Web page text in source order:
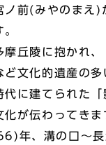
ノ前(みやのまえ)
丘陵に抱かれ、
ど文化的遺産の
代に建てられた「
が伝わってきま
年、溝の口～長